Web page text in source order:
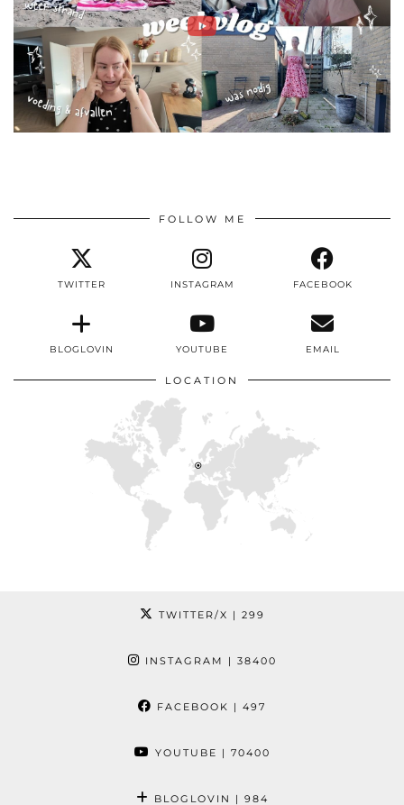
FOLLOW ME
TWITTER INSTAGRAM FACEBOOK
BLOGLOVIN YOUTUBE EMAIL
LOCATION
TWITTER/X | 299
INSTAGRAM | 38400
FACEBOOK | 497
YOUTUBE | 70400
BLOGLOVIN | 984